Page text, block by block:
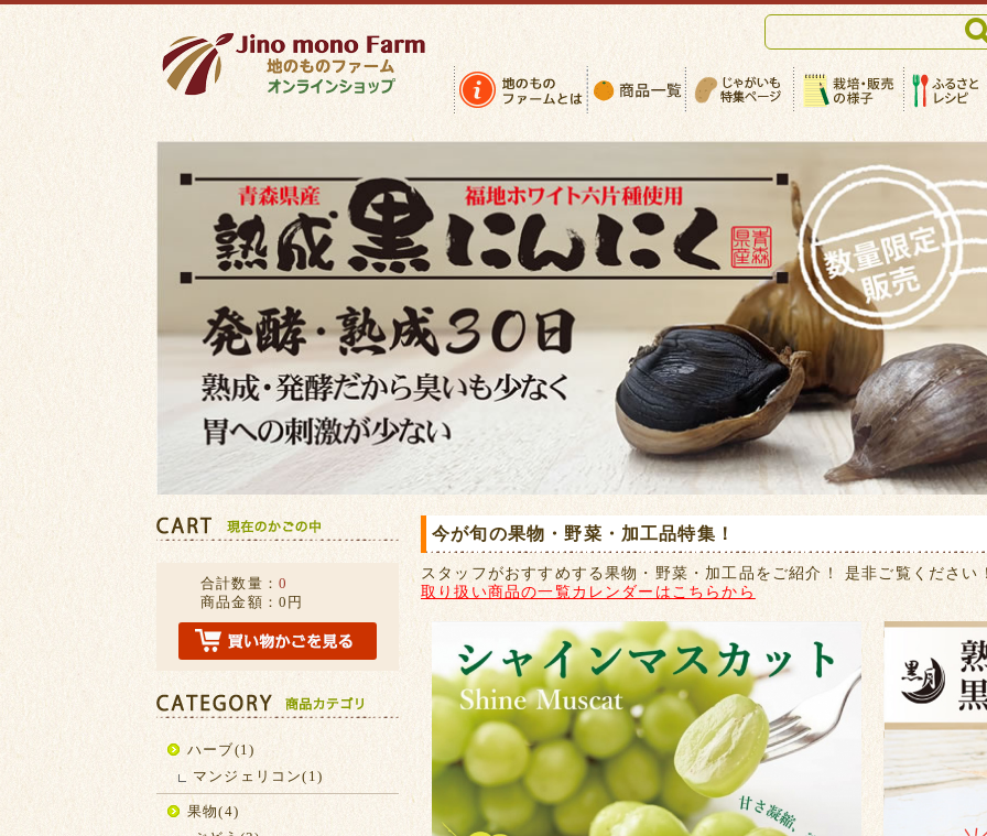
今が旬の果物・野菜・加工品特集！
スタッフがおすすめする果物・野菜・加工品をご紹介！ 是非ご覧ください
取り扱い商品の一覧カレンダーはこちらから
合計数量： 0
商品金額： 0円
ハーブ(1)
マンジェリコン(1)
果物(4)